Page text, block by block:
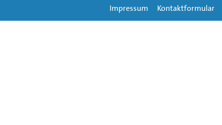
Impressum
Kontaktformular